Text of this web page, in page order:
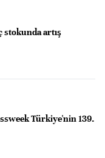
stokunda artış
Türkiye'nin 139.